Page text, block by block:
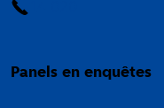
Panels en enquêtes